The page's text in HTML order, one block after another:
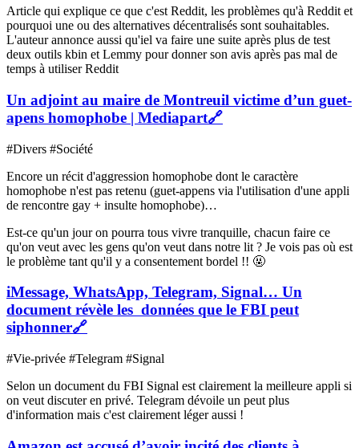
Article qui explique ce que c'est Reddit, les problèmes qu'à Reddit et
pourquoi une ou des alternatives décentralisés sont souhaitables.
L'auteur annonce aussi qu'iel va faire une suite après plus de test
deux outils kbin et Lemmy pour donner son avis après pas mal de
temps à utiliser Reddit
Un adjoint au maire de Montreuil victime d’un guet-
apens homophobe | Mediapart🔗
#Divers #Société
Encore un récit d'aggression homophobe dont le caractère
homophobe n'est pas retenu (guet-appens via l'utilisation d'une appli
de rencontre gay + insulte homophobe)…
Est-ce qu'un jour on pourra tous vivre tranquille, chacun faire ce
qu'on veut avec les gens qu'on veut dans notre lit ? Je vois pas où est
le problème tant qu'il y a consentement bordel !! 🤬
iMessage, WhatsApp, Telegram, Signal… Un
document révèle les données que le FBI peut
siphonner🔗
#Vie-privée #Telegram #Signal
Selon un document du FBI Signal est clairement la meilleure appli si
on veut discuter en privé. Telegram dévoile un peut plus
d'information mais c'est clairement léger aussi !